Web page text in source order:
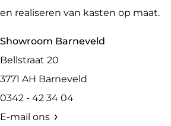
en realiseren van kasten op maat.
Showroom Barneveld
Bellstraat 20
3771 AH Barneveld
0342 - 42 34 04
E-mail ons